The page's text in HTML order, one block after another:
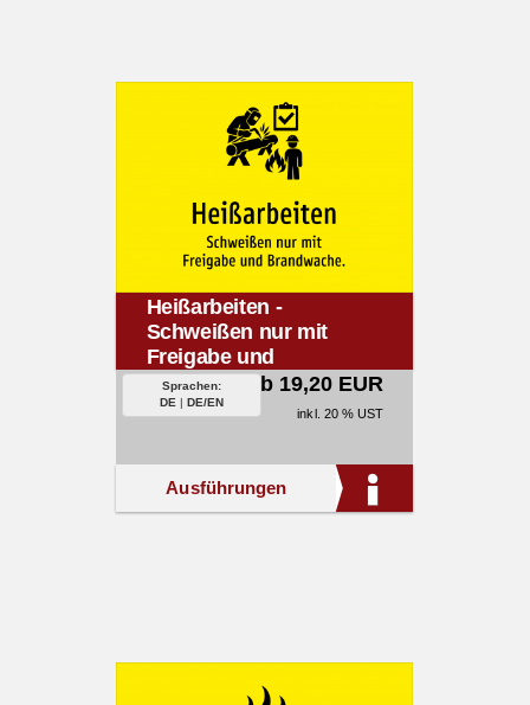
Heißarbeiten -
Schweißen nur mit
Freigabe und
Brandwache.
Sprachen:
DE | DE/EN
ab 19,20 EUR
inkl. 20 % UST
Ausführungen